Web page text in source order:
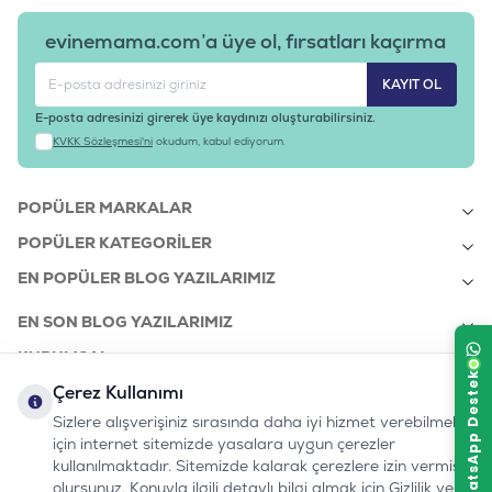
evinemama.com’a üye ol, fırsatları kaçırma
KAYIT OL
E-posta adresinizi girerek üye kaydınızı oluşturabilirsiniz.
KVKK Sözleşmesi'ni okudum, kabul ediyorum.
POPÜLER MARKALAR
POPÜLER KATEGORILER
EN POPÜLER BLOG YAZILARIMIZ
EN SON BLOG YAZILARIMIZ
KURUMSAL
bizi takip edin:
Instagram
Youtube
TiktokFacebook
Linkedin
www.evinemama.com
pati@evinemama.com
0232 7000 212
%100 MUTLU
MÜŞTERI HATTI
Çerez Kullanımı
Sizlere alışverişiniz sırasında daha iyi hizmet verebilmek
için internet sitemizde yasalara uygun çerezler
kullanılmaktadır. Sitemizde kalarak çerezlere izin vermiş
olursunuz. Konuyla ilgili detaylı bilgi almak için Gizlilik ve